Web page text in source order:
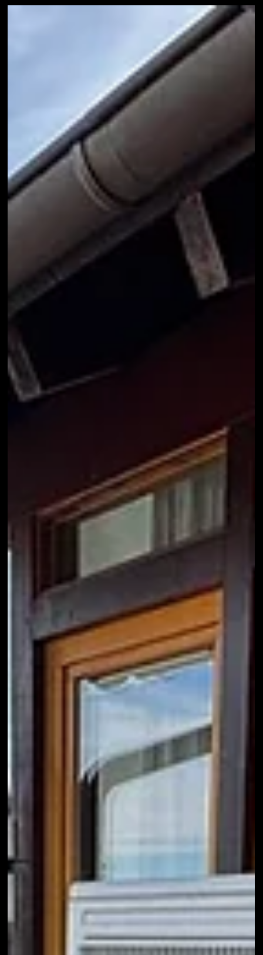
Wärmepumpe zu ersetzen – und welche
Fördermöglichkeiten gibt es? Steigende
unsichere Perspektiven für Gasnetze und der Wunsch
nach einer zukunftssicheren Heizlösung führen dazu,
dass immer mehr Menschen über Alternativen
nachdenken. Gleichzeitig herrscht oft Unsicherheit,
wenn es um Kosten, Technik und Förderun